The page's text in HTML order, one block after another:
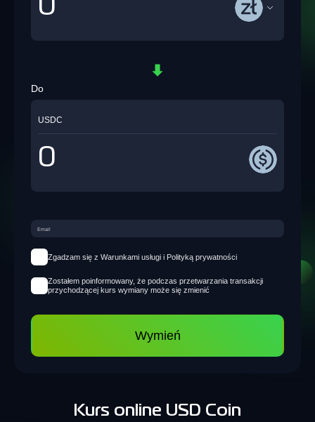
Do
USDC
Zgadzam się z Warunkami usługi i Polityką prywatności
Zostałem poinformowany, że podczas przetwarzania transakcji
przychodzącej kurs wymiany może się zmienić
Wymień
Kurs online USD Coin